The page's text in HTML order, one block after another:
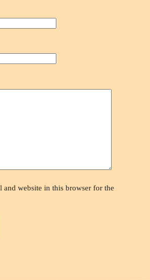
and website in this browser for the